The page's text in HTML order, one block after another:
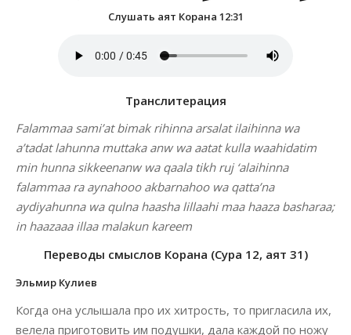
Слушать аят Корана 12:31
Транслитерация
Falammaa sami’at bimak rihinna arsalat ilaihinna wa
a’tadat lahunna muttaka anw wa aatat kulla waahidatim
min hunna sikkeenanw wa qaala tikh ruj ‘alaihinna
falammaa ra aynahooo akbarnahoo wa qatta’na
aydiyahunna wa qulna haasha lillaahi maa haaza basharaa;
in haazaaa illaa malakun kareem
Переводы смыслов Корана (Сура 12, аят 31)
Эльмир Кулиев
Когда она услышала про их хитрость, то пригласила их,
велела приготовить им подушки, дала каждой по ножу